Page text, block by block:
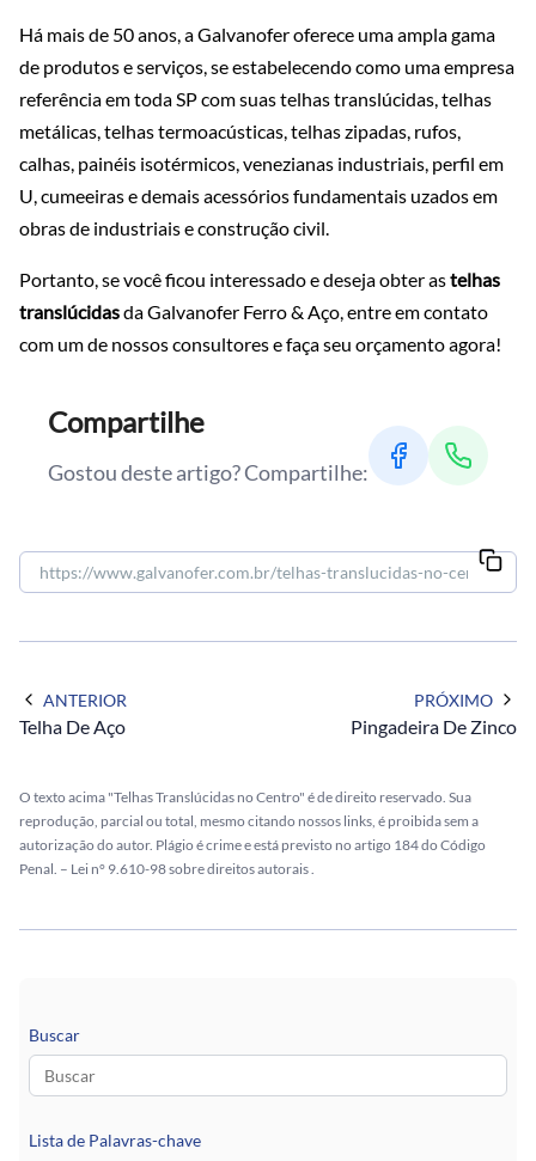
Há mais de 50 anos, a Galvanofer oferece uma ampla gama
de produtos e serviços, se estabelecendo como uma empresa
referência em toda SP com suas telhas translúcidas, telhas
metálicas, telhas termoacústicas, telhas zipadas, rufos,
calhas, painéis isotérmicos, venezianas industriais, perfil em
U, cumeeiras e demais acessórios fundamentais uzados em
obras de industriais e construção civil.
Portanto, se você ficou interessado e deseja obter astelhas
translúcidasda Galvanofer Ferro & Aço, entre em contato
com um de nossos consultores e faça seu orçamento agora!
Compartilhe
Gostou deste artigo? Compartilhe:
ANTERIOR
Telha De Aço
PRÓXIMO
Pingadeira De Zinco
O texto acima "Telhas Translúcidas no Centro" é de direito reservado. Sua
reprodução, parcial ou total, mesmo citando nossos links, é proibida sem a
autorização do autor. Plágio é crime e está previsto no artigo 184 do Código
Penal. – Lei n° 9.610-98 sobre direitos autorais
Buscar
Lista de Palavras-chave